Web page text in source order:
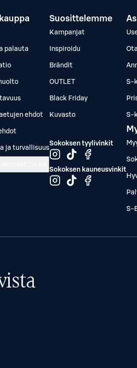
palauta
ehdot
ja turvallisuus
Suosittelemme
Kampanjat
Inspiroidu
Brändit
OUTLET
Black Friday
Kuvasto
Sokoksen tyylivinkit
Sokoksen kauneusvinkit
S-
S-
S-